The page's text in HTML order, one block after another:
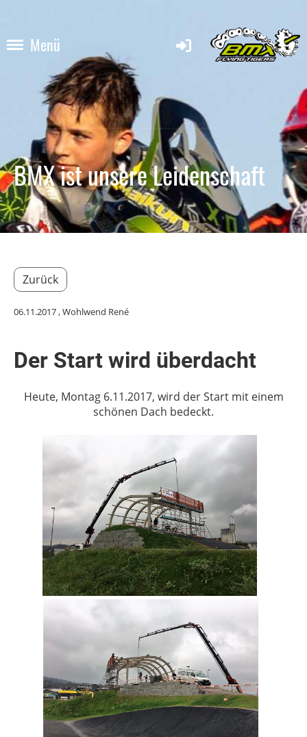
Menü
BMX ist unsere Leidenschaft
Zurück
06.11.2017, Wohlwend René
Der Start wird überdacht
Heute, Montag 6.11.2017, wird der Start mit einem
schönen Dach bedeckt.